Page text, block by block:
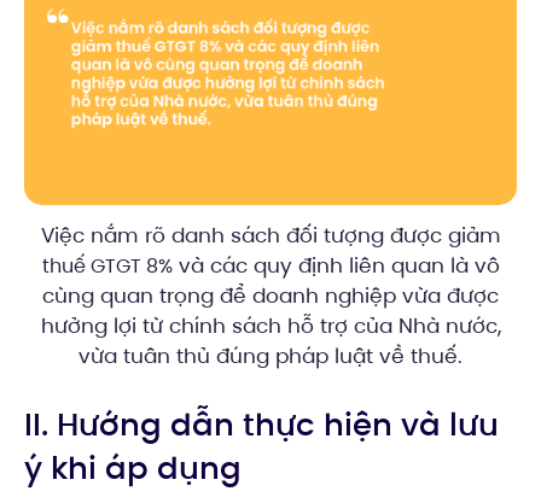
Việc nắm rõ danh sách đối tượng được giảm
thuế GTGT 8%và các quy định liên quan là vô
cùng quan trọng để doanh nghiệp vừa được
hưởng lợi từ chính sách hỗ trợ của Nhà nước,
vừa tuân thủ đúng pháp luật về thuế.
II. Hướng dẫn thực hiện và lưu
ý khi áp dụng